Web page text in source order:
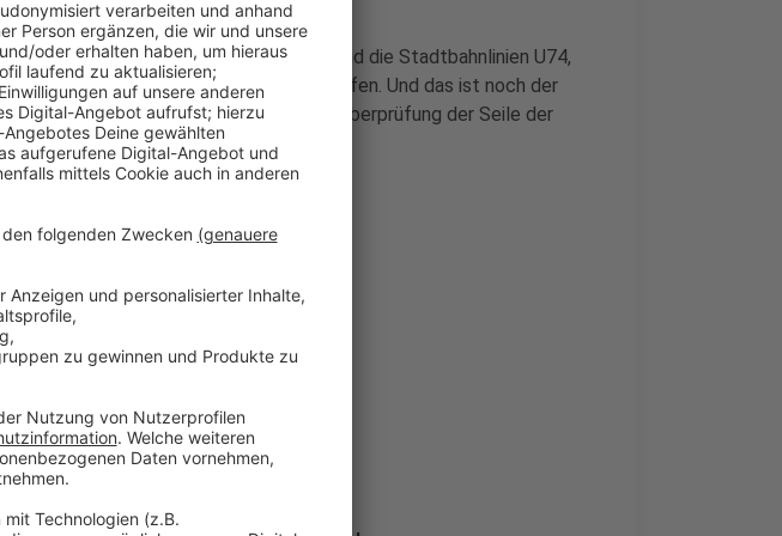
zu nutzen. Die Geh- und Radwege und die Stadtbahnlinien U74,
der halbseitigen Sperrung nicht betroffen. Und das ist noch der
Stadt baut einen Kran ab, der für die Überprüfung der Seile der
Monaten genutzt wurde.
Brücke
Bauarbeiten dauern länger